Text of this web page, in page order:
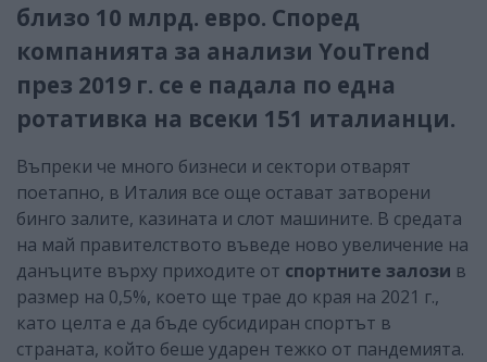
близо 10 млрд. евро. Според
компанията за анализи YouTrend
през 2019 г. се е падала по една
ротативка на всеки 151 италианци.
Въпреки че много бизнеси и сектори отварят
поетапно, в Италия все още остават затворени
бинго залите, казината и слот машините. В средата
на май правителството въведе ново увеличение на
данъците върху приходите от спортните залози в
размер на 0,5%, което ще трае до края на 2021 г.,
като целта е да бъде субсидиран спортът в
страната, който беше ударен тежко от пандемията.